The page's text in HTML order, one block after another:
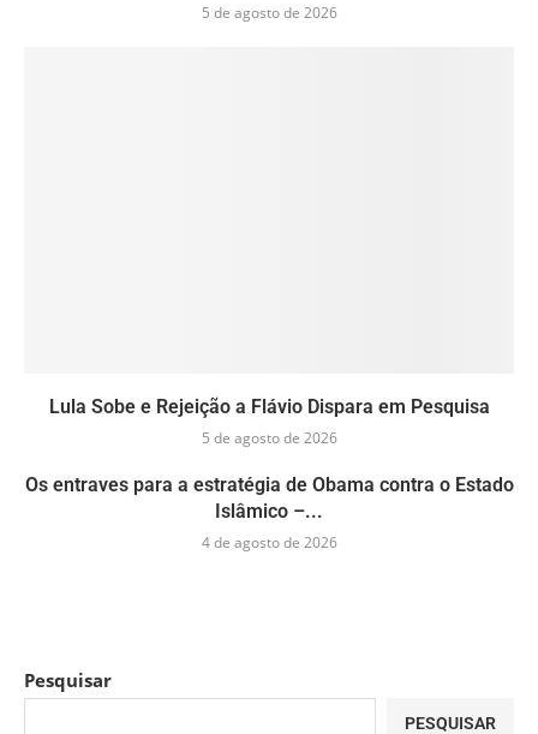
5 de agosto de 2026
Lula Sobe e Rejeição a Flávio Dispara em Pesquisa
5 de agosto de 2026
Os entraves para a estratégia de Obama contra o Estado
Islâmico –...
4 de agosto de 2026
Pesquisar
PESQUISAR